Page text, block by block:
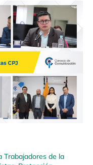
Trabajadores de la